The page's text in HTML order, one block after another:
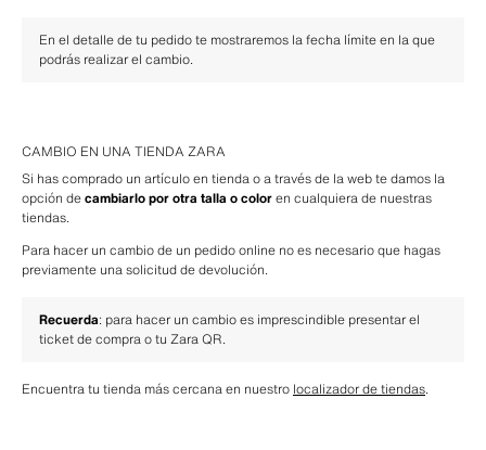
En el detalle de tu pedido te mostraremos la fecha límite en la que
podrás realizar el cambio.
CAMBIO EN UNA TIENDA ZARA
Si has comprado un artículo en tienda o a través de la web te damos la
opción de cambiarlo por otra talla o color en cualquiera de nuestras
tiendas.
Para hacer un cambio de un pedido online no es necesario que hagas
previamente una solicitud de devolución.
Recuerda
ticket de compra o tu Zara QR.
Encuentra tu tienda más cercana en nuestro localizador de tiendas.